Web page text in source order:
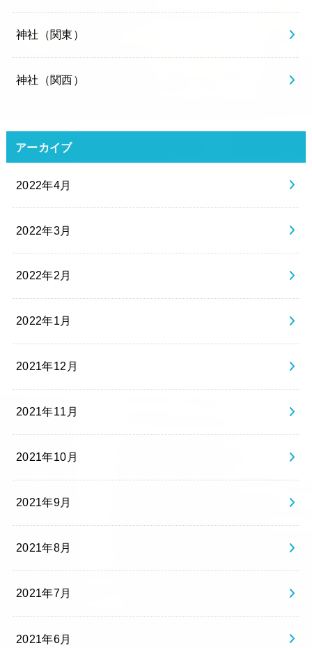
神社（関東）
神社（関西）
アーカイブ
2022年4月
2022年3月
2022年2月
2022年1月
2021年12月
2021年11月
2021年10月
2021年9月
2021年8月
2021年7月
2021年6月